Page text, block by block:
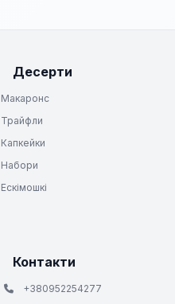
Десерти
Макаронс
Трайфли
Капкейки
Набори
Ескімошкі
Контакти
+380952254277